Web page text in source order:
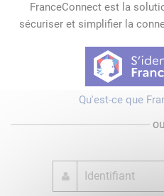
FranceConnect est la
sécuriser et simplifier la
Qu'est-ce que
ou